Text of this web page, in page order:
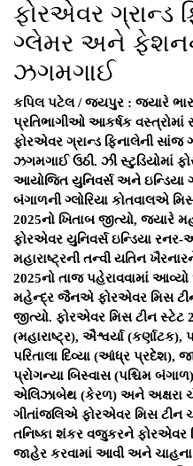
ફોરએવર ગ્રાન્ડ
ગ્લેમર અને
ઝગમગાઈ
કપિલ પટેલ / જયપુર : જ્યારે
પ્રતિભાગીઓ આકર્ષક વસ્ત્રોમાં
ફોરએવર ગ્રાન્ડ ફિનાલેની
ઝગમગાઈ ઉઠી. ઝી સ્ટુડિયોમાં
આયોજિત યુનિવર્સ અને ઇન્ડિયા
બંગાળની ગ્લોરિયા કોતવાલએ
2025નો ખિતાબ જીત્યો, જ્યારે
ફોરએવર યુનિવર્સ ઇન્ડિયા
મહારાષ્ટ્રની તન્વી યતિન
2025નો તાજ પહેરાવવામાં
મહેન્દ્ર જૈનએ ફોરએવર મિસ
જીત્યો. ફોરએવર મિસ ટીન
(મહારાષ્ટ્ર), ઐશ્વર્યા
પરિતાલા દિવ્યા (આંધ્ર પ્રદેશ),
પ્રોગન્યા બિસ્વાસ (પશ્ચિમ
એલિઝાબેથ (કેરળ) અને અક્ષરા
ગીતાંજલિએ ફોરએવર મિસ ટીન
તનિષ્કા શંકર વજુકરને ફોરએવર
જાહેર કરવામાં આવી અને ચાહના